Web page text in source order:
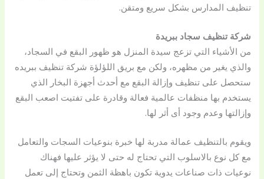
تنظيف المدارس بشكل سريع ومتقن.
شركة تنظيف سجاد ببريدة
من الأشياء التي تزعج سيدة المنزل هو ظهور البقع في السجاد،
والذي يغير من مظهره، ولكن مع بريق اللؤلؤة شركة تنظيف ببريده
ستحصل على تنظيف وإزالة البقع مع أحدث أجهزة البخار الذي
يستخدم بها منظفات عالمية فعالة وقادرة على تفتيت اصعب البقع
وإزالتها وعدم وجود أى أثر لها.
ويقوم بالتنظيف عمالة مدربة لها خبرة بنوعيات السجات والتعامل
مع كل نوع بالاسلوب التي تحتاج له حتى لا يؤثر عليها فهناك
نوعيات ذات صناعات يدوية تكون باهظة الثمن وتحتاج إلى تعمل